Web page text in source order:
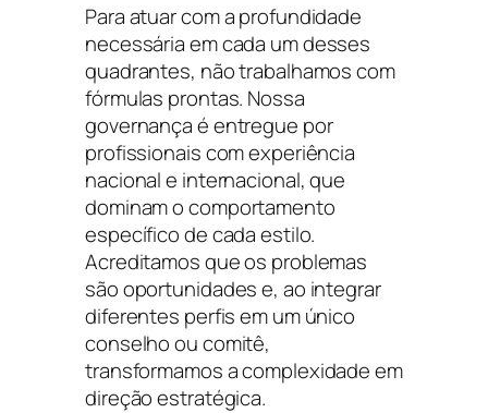
Para atuar com a profundidade
necessária em cada um desses
quadrantes, não trabalhamos com
fórmulas prontas. Nossa
governança é entregue por
profissionais com experiência
nacional e internacional, que
dominam o comportamento
específico de cada estilo.
Acreditamos que os problemas
são oportunidades e, ao integrar
diferentes perfis em um único
conselho ou comitê,
transformamos a complexidade em
direção estratégica.